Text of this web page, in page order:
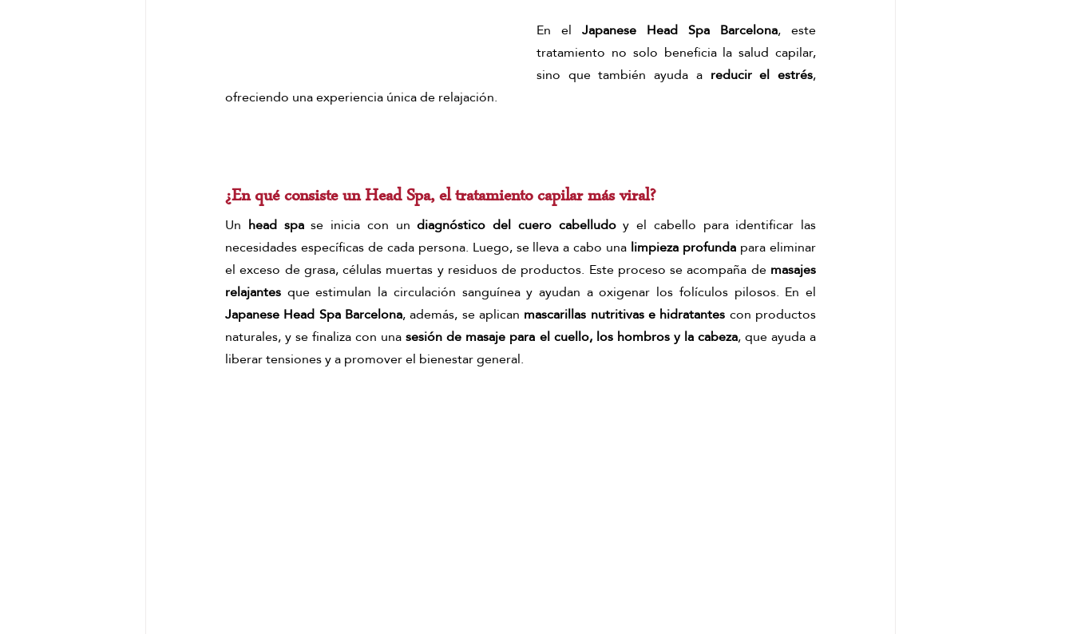
En el Japanese Head Spa Barcelona, este
tratamiento no solo beneficia la salud capilar,
sino que también ayuda a reducir el estrés,
ofreciendo una experiencia única de relajación.
¿En qué consiste un Head Spa, el tratamiento capilar más viral?
Un head spa se inicia con un diagnóstico del cuero cabelludo y el cabello para identificar las
necesidades específicas de cada persona. Luego, se lleva a cabo una limpieza profunda para eliminar
el exceso de grasa, células muertas y residuos de productos. Este proceso se acompaña de masajes
relajantes
Japanese Head Spa Barcelona, además, se aplican mascarillas nutritivas e hidratantes con productos
naturales, y se finaliza con una sesión de masaje para el cuello, los hombros y la cabeza, que ayuda a
liberar tensiones y a promover el bienestar general.